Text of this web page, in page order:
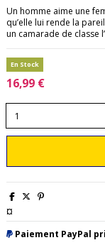
Un homme aime une
qu’elle lui rende la
un camarade de classe
En Stock
16,99 €
¤
Paiement PayPal